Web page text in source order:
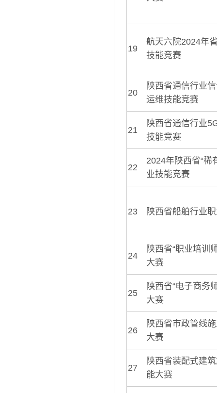
19
航天六院2024年
技能竞赛
20
陕西省通信行业
运维技能竞赛
21
陕西省通信行业
技能竞赛
22
2024年陕西省“稀
业技能竞赛
23 陕西省船舶行业
24
陕西省“职业培训
大赛
25
陕西省“电子商务
大赛
26
陕西省市政管线
大赛
27
陕西省装配式建
能大赛